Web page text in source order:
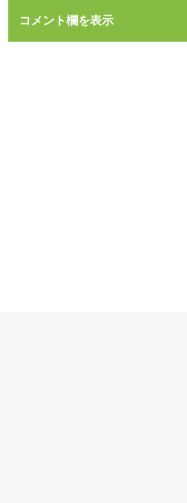
コメント欄を表示